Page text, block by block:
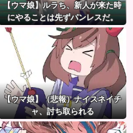
【ウマ娘】ルラち、新人が来た時
にやることは先ずパンレスだ。
【ウマ娘】（悲報）ナイスネイチ
ャ、討ち取られる